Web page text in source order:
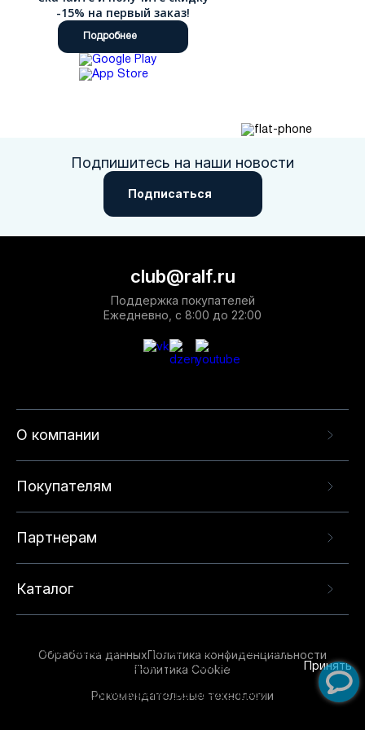
-15% на первый заказ!
Подробнее
Подпишитесь на наши новости
Подписаться
О компании
Покупателям
Партнерам
Каталог
club@ralf.ru
Поддержка покупателей
Ежедневно, с 8:00 до 22:00
Обработка данныхПолитика конфиденциальности
Политика Cookie
Рекомендательные технологии
опыта на нашем сайте. Продолжая использовать
данный сайт, вы соглашаетесь с использованием
технологий. Для получения дополнительной
Принять